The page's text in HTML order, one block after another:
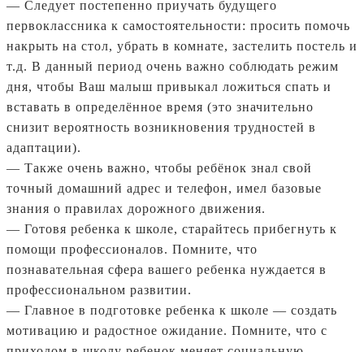
— Следует постепенно приучать будущего
первоклассника к самостоятельности: просить помочь
накрыть на стол, убрать в комнате, застелить постель и
т.д. В данный период очень важно соблюдать режим
дня, чтобы Ваш малыш привыкал ложиться спать и
вставать в определённое время (это значительно
снизит вероятность возникновения трудностей в
адаптации).
— Также очень важно, чтобы ребёнок знал свой
точный домашний адрес и телефон, имел базовые
знания о правилах дорожного движения.
— Готовя ребенка к школе, старайтесь прибегнуть к
помощи профессионалов. Помните, что
познавательная сфера вашего ребенка нуждается в
профессиональном развитии.
— Главное в подготовке ребенка к школе — создать
мотивацию и радостное ожидание. Помните, что с